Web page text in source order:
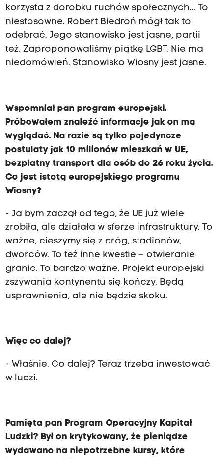
korzysta z dorobku ruchów społecznych... To
niestosowne. Robert Biedroń mógł tak to
odebrać. Jego stanowisko jest jasne, partii
też. Zaproponowaliśmy piątkę LGBT. Nie ma
niedomówień. Stanowisko Wiosny jest jasne.
Wspomniał pan program europejski.
Próbowałem znaleźć informacje jak on ma
wyglądać. Na razie są tylko pojedyncze
postulaty jak 10 milionów mieszkań w UE,
bezpłatny transport dla osób do 26 roku życia.
Co jest istotą europejskiego programu
Wiosny?
- Ja bym zaczął od tego, że UE już wiele
zrobiła, ale działała w sferze infrastruktury. To
ważne, cieszymy się z dróg, stadionów,
dworców. To też inne kwestie – otwieranie
granic. To bardzo ważne. Projekt europejski
zszywania kontynentu się kończy. Będą
usprawnienia, ale nie będzie skoku.
Więc co dalej?
- Właśnie. Co dalej? Teraz trzeba inwestować
w ludzi.
Pamięta pan Program Operacyjny Kapitał
Ludzki? Był on krytykowany, że pieniądze
wydawano na niepotrzebne kursy, które